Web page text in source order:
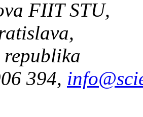
FIIT STU,
republika
394,